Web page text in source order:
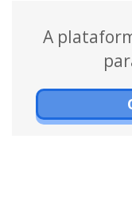
A